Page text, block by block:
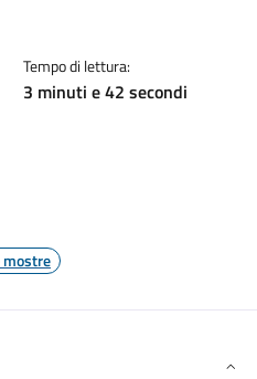
Tempo di lettura:
3 minuti e 42 secondi
mostre